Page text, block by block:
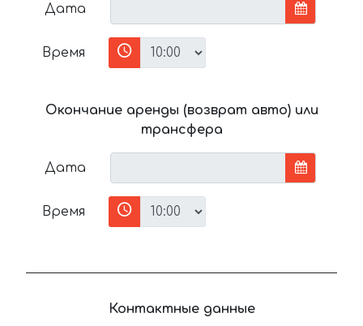
Дата
Время
Окончание аренды (возврат авто) или
трансфера
Дата
Время
Контактные данные